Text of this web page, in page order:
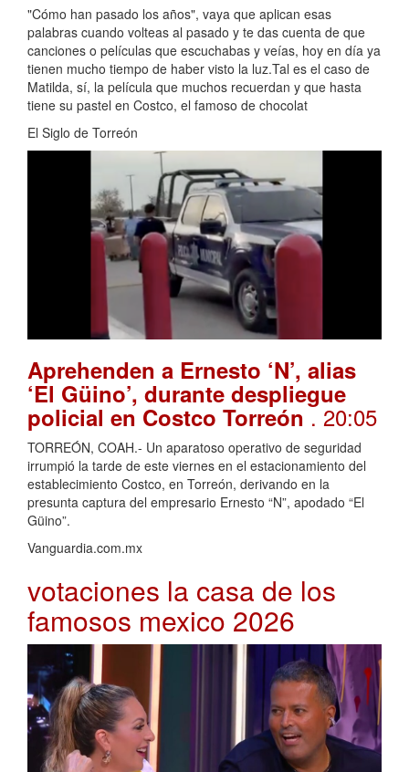
"Cómo han pasado los años", vaya que aplican esas
palabras cuando volteas al pasado y te das cuenta de que
canciones o películas que escuchabas y veías, hoy en día ya
tienen mucho tiempo de haber visto la luz.Tal es el caso de
Matilda, sí, la película que muchos recuerdan y que hasta
tiene su pastel en Costco, el famoso de chocolat
El Siglo de Torreón
Aprehenden a Ernesto ‘N’, alias
‘El Güino’, durante despliegue
policial en Costco Torreón. 20:05
TORREÓN, COAH.- Un aparatoso operativo de seguridad
irrumpió la tarde de este viernes en el estacionamiento del
establecimiento Costco, en Torreón, derivando en la
presunta captura del empresario Ernesto “N”, apodado “El
Güino”.
Vanguardia.com.mx
votaciones la casa de los
famosos mexico 2026